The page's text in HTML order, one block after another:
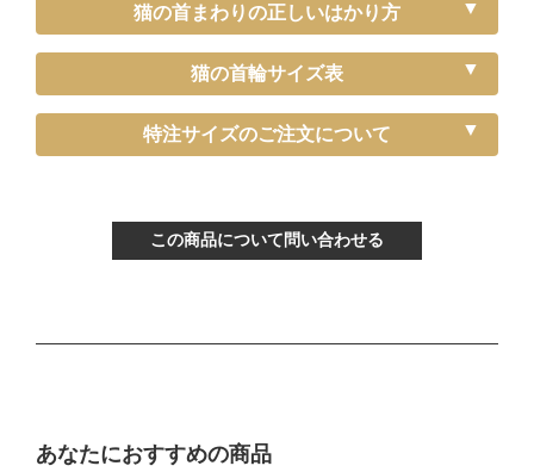
猫の首まわりの正しいはかり方
猫の首輪サイズ表
《特注》Sサイズ（－5cm）
Mサイズ
特注サイズのご注文について
この商品について問い合わせる
あなたにおすすめの商品